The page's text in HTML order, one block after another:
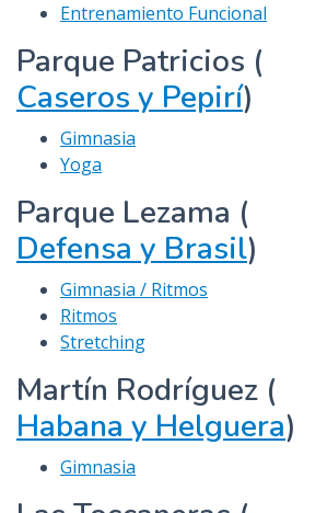
Entrenamiento Funcional
Parque Patricios (
Caseros y Pepirí)
Gimnasia
Yoga
Parque Lezama (
Defensa y Brasil)
Gimnasia / Ritmos
Ritmos
Stretching
Martín Rodríguez (
Habana y Helguera)
Gimnasia